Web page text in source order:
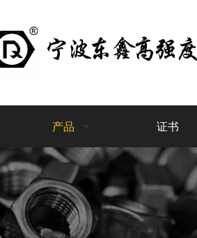
产品 证书